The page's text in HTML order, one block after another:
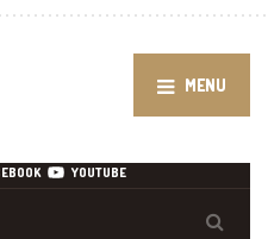
MENU
YOUTUBE